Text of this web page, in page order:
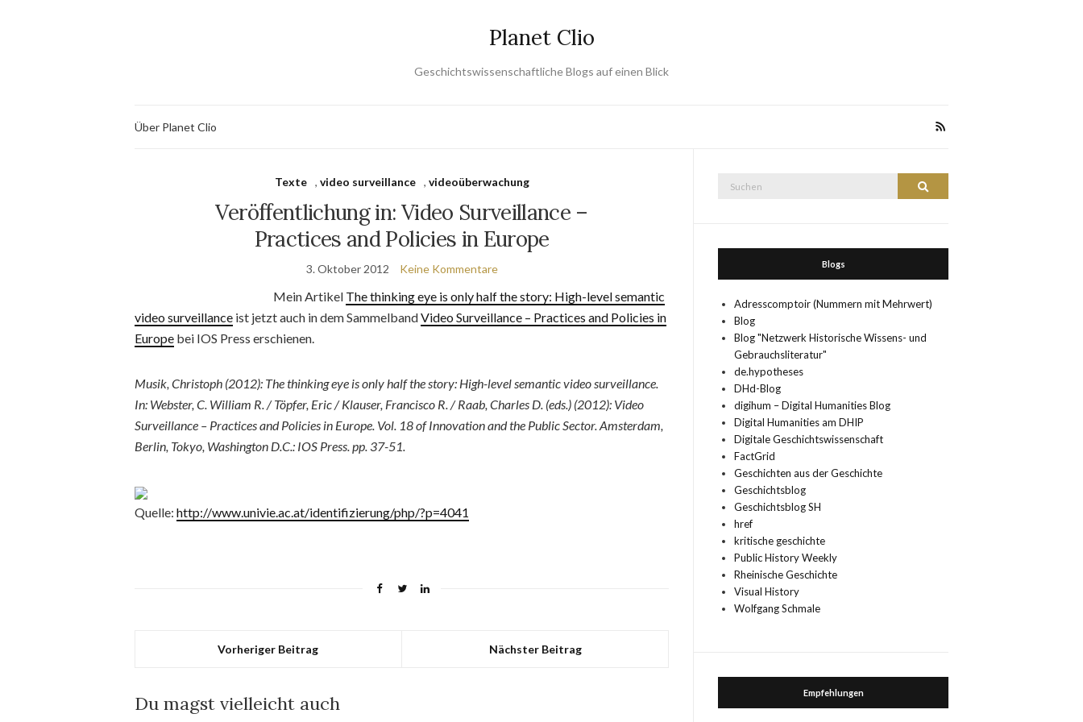
Planet Clio
Geschichtswissenschaftliche Blogs auf einen Blick
Über Planet Clio
Texte , video surveillance , videoüberwachung
Veröffentlichung in: Video Surveillance –
Practices and Policies in Europe
3. Oktober 2012 Keine Kommentare
Mein Artikel The thinking eye is only half the story: High-level semantic
video surveillance ist jetzt auch in dem SammelbandVideo Surveillance – Practices and Policies in
Europe bei IOS Press erschienen.
Musik, Christoph (2012): The thinking eye is only half the story: High-level semantic video surveillance.
In: Webster, C. William R. / Töpfer, Eric / Klauser, Francisco R. / Raab, Charles D. (eds.) (2012): Video
Surveillance – Practices and Policies in Europe. Vol. 18 of Innovation and the Public Sector. Amsterdam,
Berlin, Tokyo, Washington D.C.: IOS Press. pp. 37-51.
Quelle: http://www.univie.ac.at/identifizierung/php/?p=4041
Vorheriger Beitrag Nächster Beitrag
Du magst vielleicht auch
Suchen
Blogs
Adresscomptoir (Nummern mit Mehrwert)
Blog
Blog "Netzwerk Historische Wissens- und
Gebrauchsliteratur"
de.hypotheses
DHd-Blog
digihum – Digital Humanities Blog
Digital Humanities am DHIP
Digitale Geschichtswissenschaft
FactGrid
Geschichten aus der Geschichte
Geschichtsblog
Geschichtsblog SH
href
kritische geschichte
Public History Weekly
Rheinische Geschichte
Visual History
Wolfgang Schmale
Empfehlungen